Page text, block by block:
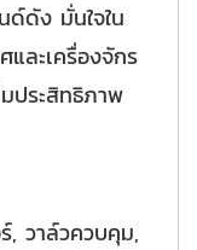
ดัง มั่นใจใน
และเครื่องจักร
ประสิทธิภาพ
, วาล์วควบคุม,